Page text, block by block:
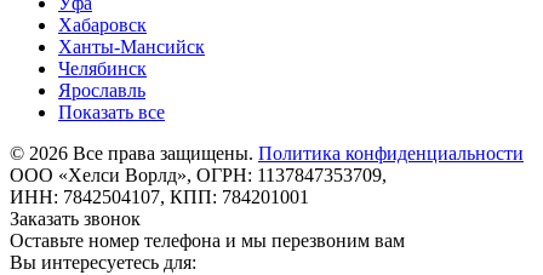
Хабаровск
Ханты-Мансийск
Челябинск
Ярославль
Показать все
© 2026 Все права защищены. Политика конфиденциальности
ООО «Хелси Ворлд», ОГРН: 1137847353709,
ИНН: 7842504107, КПП: 784201001
Заказать звонок
Оставьте номер телефона и мы перезвоним вам
Вы интересуетесь для: